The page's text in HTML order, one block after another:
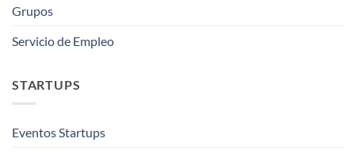
Grupos
Servicio de Empleo
STARTUPS
Eventos Startups